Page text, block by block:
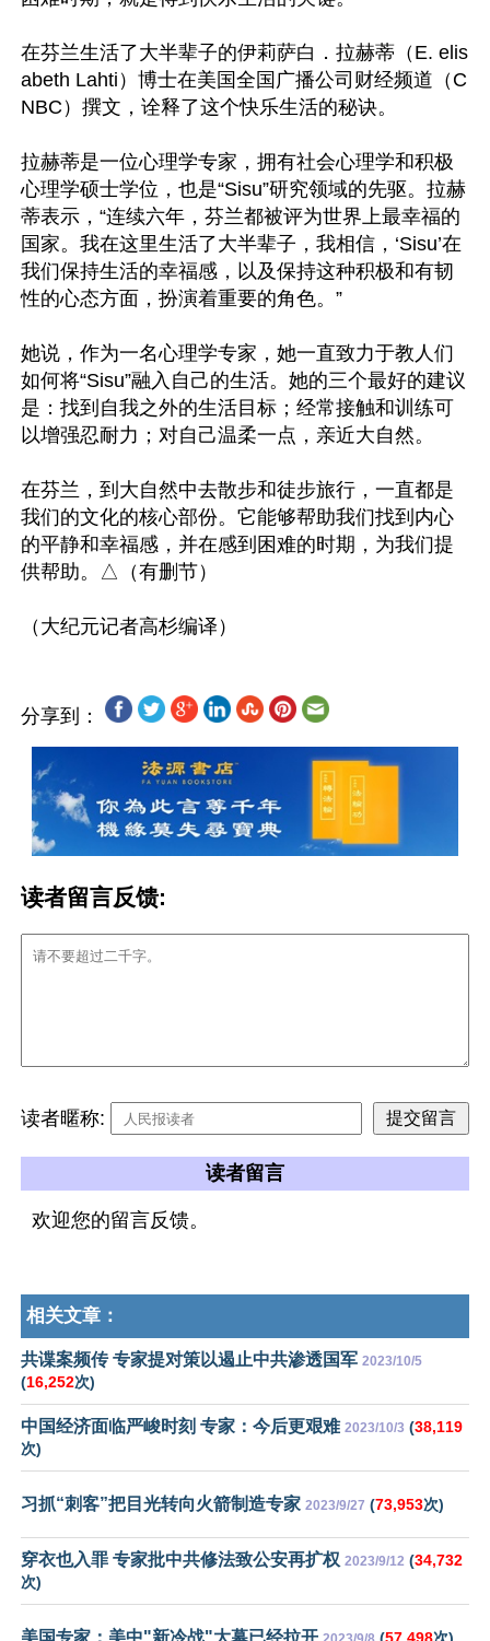
在芬兰生活了大半辈子的伊莉萨白．拉赫蒂（E. elis
abeth Lahti）博士在美国全国广播公司财经频道（C
NBC）撰文，诠释了这个快乐生活的秘诀。
拉赫蒂是一位心理学专家，拥有社会心理学和积极
心理学硕士学位，也是“Sisu”研究领域的先驱。拉赫
蒂表示，“连续六年，芬兰都被评为世界上最幸福的
国家。我在这里生活了大半辈子，我相信，‘Sisu’在
我们保持生活的幸福感，以及保持这种积极和有韧
性的心态方面，扮演着重要的角色。”
她说，作为一名心理学专家，她一直致力于教人们
如何将“Sisu”融入自己的生活。她的三个最好的建议
是：找到自我之外的生活目标；经常接触和训练可
以增强忍耐力；对自己温柔一点，亲近大自然。
在芬兰，到大自然中去散步和徒步旅行，一直都是
我们的文化的核心部份。它能够帮助我们找到内心
的平静和幸福感，并在感到困难的时期，为我们提
供帮助。△（有删节）
分享到：
读者留言反馈:
读者暱称:
读者留言
欢迎您的留言反馈。
相关文章：
共谍案频传 专家提对策以遏止中共渗透国军 2023/10/5
(16,252次)
中国经济面临严峻时刻 专家：今后更艰难 2023/10/3 (38,119
次)
习抓“刺客”把目光转向火箭制造专家 2023/9/27 (73,953次)
穿衣也入罪 专家批中共修法致公安再扩权 2023/9/12 (34,732
次)
美国专家：美中"新冷战"大幕已经拉开 (57,498次)